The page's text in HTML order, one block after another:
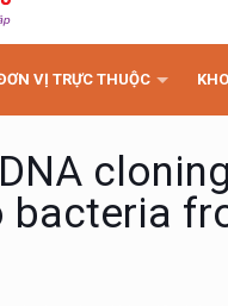
VỊ TRỰC THUỘC
bacteria